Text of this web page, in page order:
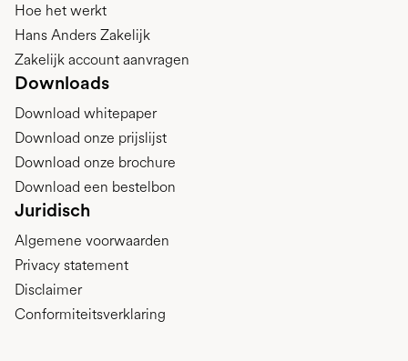
Hoe het werkt
Hans Anders Zakelijk
Zakelijk account aanvragen
Downloads
Download whitepaper
Download onze prijslijst
Download onze brochure
Download een bestelbon
Juridisch
Algemene voorwaarden
Privacy statement
Disclaimer
Conformiteitsverklaring